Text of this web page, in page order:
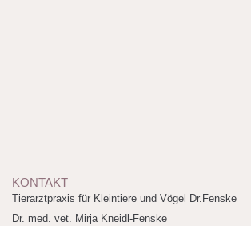
KONTAKT
Tierarztpraxis für Kleintiere und Vögel Dr.Fenske
Dr. med. vet. Mirja Kneidl-Fenske